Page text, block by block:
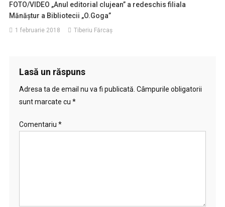
FOTO/VIDEO „Anul editorial clujean” a redeschis filiala
Mănăștur a Bibliotecii „O.Goga”
1 februarie 2018 Tiberiu Fărcaş
Lasă un răspuns
Adresa ta de email nu va fi publicată. Câmpurile obligatorii
sunt marcate cu *
Comentariu *